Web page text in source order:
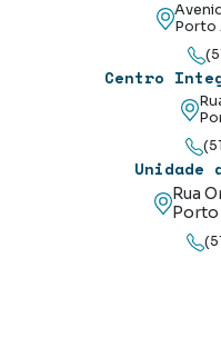
Porto
Centro
Unidade
Rua
Porto